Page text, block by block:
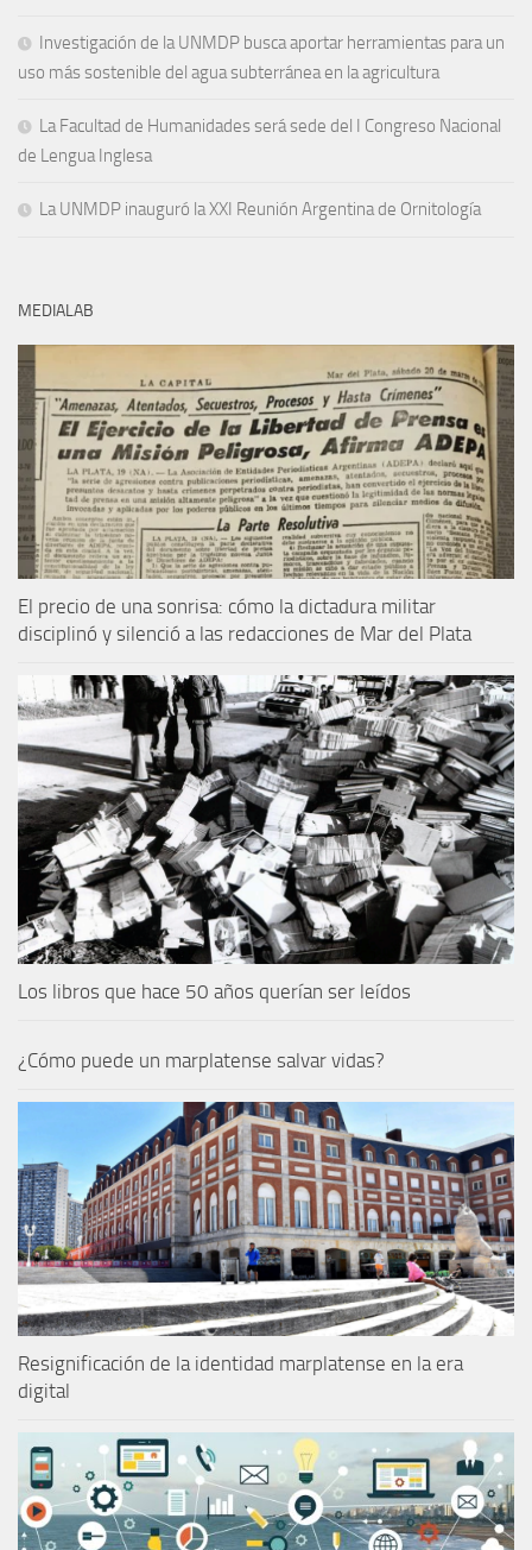
Investigación de la UNMDP busca aportar herramientas para un
uso más sostenible del agua subterránea en la agricultura
La Facultad de Humanidades será sede del I Congreso Nacional
de Lengua Inglesa
La UNMDP inauguró la XXI Reunión Argentina de Ornitología
MEDIALAB
El precio de una sonrisa: cómo la dictadura militar
disciplinó y silenció a las redacciones de Mar del Plata
Los libros que hace 50 años querían ser leídos
¿Cómo puede un marplatense salvar vidas?
Resignificación de la identidad marplatense en la era
digital